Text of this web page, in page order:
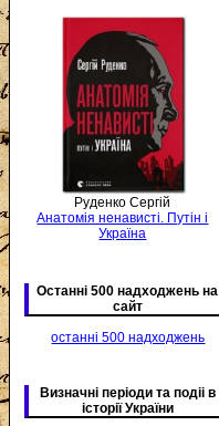
Руденко Сергій
Анатомія ненависті. Путін і
Україна
Останні 500 надходжень на
сайт
останні 500 надходжень
Визначні періоди та подіі в
історії України